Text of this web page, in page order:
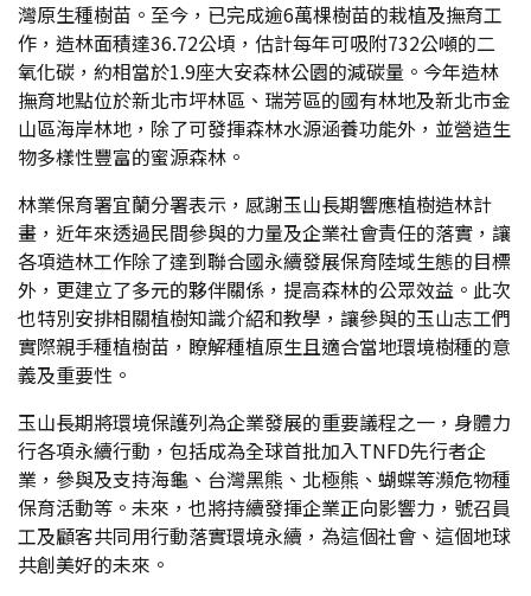
灣原生種樹苗。至今，已完成逾6萬棵樹苗的栽植及撫育工
作，造林面積達36.72公頃，估計每年可吸附732公噸的二
氧化碳，約相當於1.9座大安森林公園的減碳量。今年造林
撫育地點位於新北市坪林區、瑞芳區的國有林地及新北市金
山區海岸林地，除了可發揮森林水源涵養功能外，並營造生
物多樣性豐富的蜜源森林。
林業保育署宜蘭分署表示，感謝玉山長期響應植樹造林計
畫，近年來透過民間參與的力量及企業社會責任的落實，讓
各項造林工作除了達到聯合國永續發展保育陸域生態的目標
外，更建立了多元的夥伴關係，提高森林的公眾效益。此次
也特別安排相關植樹知識介紹和教學，讓參與的玉山志工們
實際親手種植樹苗，瞭解種植原生且適合當地環境樹種的意
義及重要性。
玉山長期將環境保護列為企業發展的重要議程之一，身體力
行各項永續行動，包括成為全球首批加入TNFD先行者企
業，參與及支持海龜、台灣黑熊、北極熊、蝴蝶等瀕危物種
保育活動等。未來，也將持續發揮企業正向影響力，號召員
工及顧客共同用行動落實環境永續，為這個社會、這個地球
共創美好的未來。